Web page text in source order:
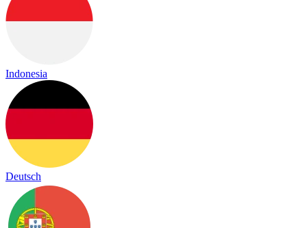
Indonesia
Deutsch